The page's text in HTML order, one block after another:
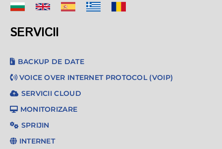
SERVICII
BACKUP DE DATE
VOICE OVER INTERNET PROTOCOL (VOIP)
SERVICII CLOUD
MONITORIZARE
SPRIJIN
INTERNET